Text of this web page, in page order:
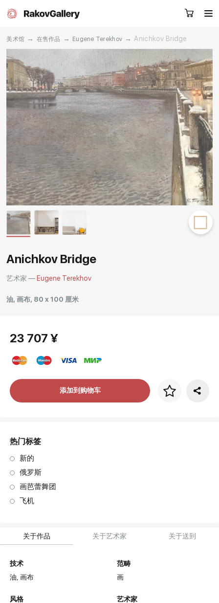
RU EN CN
目录 艺术家
关于我们 服务
新闻 联系我们
Rakov
special
请留下您的微信号，我们会联系您
美术馆 → 在售作品 → Eugene Terekhov → Anichkov Bridge
关于作品 关于艺术家 关于送到
技术
油,画布
风格
范畴
画
艺术家
Anichkov Bridge
艺术家 — Eugene Terekhov
油, 画布, 80 x 100 厘米
23 707 ¥
画框价格 添加到购物车
热门标签
新的
俄罗斯
画芭蕾舞团
飞机